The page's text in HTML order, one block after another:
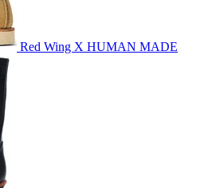
Red Wing X HUMAN MADE